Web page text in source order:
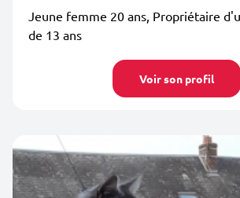
Jeune femme 20 ans, Propriétaire
de 13 ans
Voir son profil